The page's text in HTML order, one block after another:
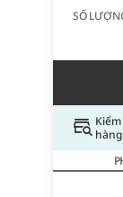
SỐ
hàng